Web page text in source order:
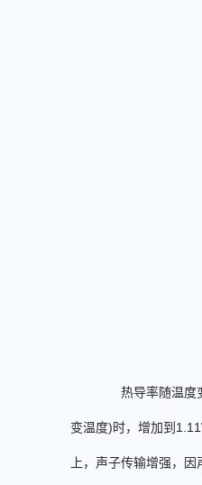
热导率随温度
变温度)时，增加到 1.11
上，声子传输增强，